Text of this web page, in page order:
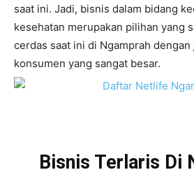
saat ini. Jadi, bisnis dalam bidang
kesehatan merupakan pilihan yang
cerdas saat ini di Ngamprah dengan
konsumen yang sangat besar.
Bisnis Terlaris Di